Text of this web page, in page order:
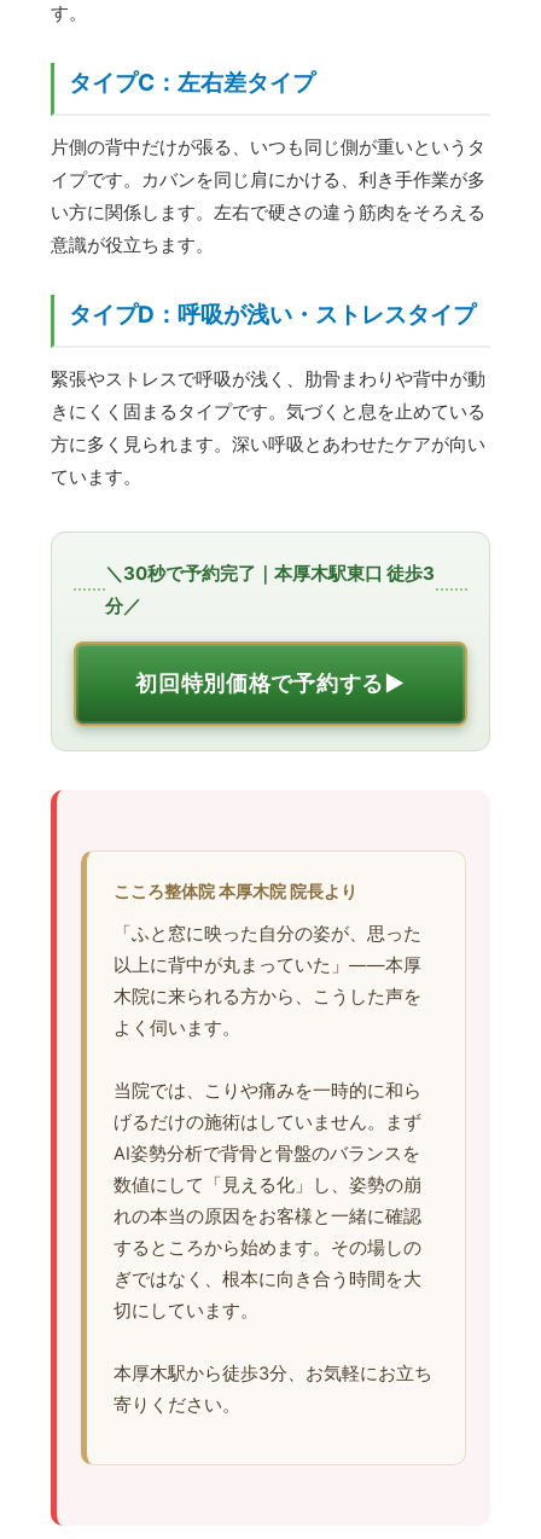
す。
タイプC：左右差タイプ
片側の背中だけが張る、いつも同じ側が重いというタ
イプです。カバンを同じ肩にかける、利き手作業が多
い方に関係します。左右で硬さの違う筋肉をそろえる
意識が役立ちます。
タイプD：呼吸が浅い・ストレスタイプ
緊張やストレスで呼吸が浅く、肋骨まわりや背中が動
きにくく固まるタイプです。気づくと息を止めている
方に多く見られます。深い呼吸とあわせたケアが向い
ています。
＼30秒で予約完了｜本厚木駅東口 徒歩3
分／
初回特別価格で予約する▶︎
こころ整体院 本厚木院 院長より
「ふと窓に映った自分の姿が、思った
以上に背中が丸まっていた」——本厚
木院に来られる方から、こうした声を
よく伺います。
当院では、こりや痛みを一時的に和ら
げるだけの施術はしていません。まず
AI姿勢分析で背骨と骨盤のバランスを
数値にして「見える化」し、姿勢の崩
れの本当の原因をお客様と一緒に確認
するところから始めます。その場しの
ぎではなく、根本に向き合う時間を大
切にしています。
本厚木駅から徒歩3分、お気軽にお立ち
寄りください。